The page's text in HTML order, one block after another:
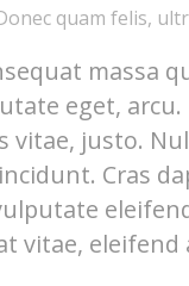
quam felis,
massa
eget,
vitae, justo.
Cras
vitae, eleifend